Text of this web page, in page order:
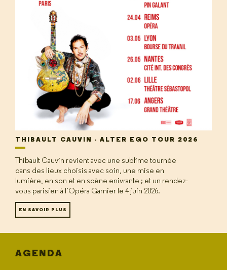
THIBAULT CAUVIN - ALTER EGO TOUR 2026
Thibault Cauvin revient avec une sublime tournée
dans des lieux choisis avec soin, une mise en
lumière, en son et en scène enivrante ; et un rendez-
vous parisien à l’Opéra Garnier le 4 juin 2026.
EN SAVOIR PLUS
AGENDA